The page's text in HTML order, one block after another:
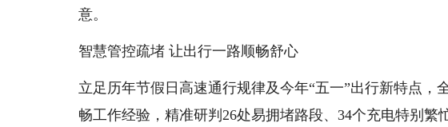
意。
智慧管控疏堵 让出行一路顺畅舒心
立足历年节假日高速通行规律及今年“五一”出行新特点，
畅工作经验，精准研判26处易拥堵路段、34个充电特别繁